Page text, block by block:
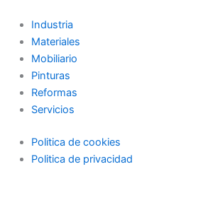
Industria
Materiales
Mobiliario
Pinturas
Reformas
Servicios
Politica de cookies
Politica de privacidad